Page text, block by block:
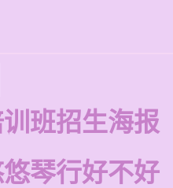
班招生海报
琴行好不好